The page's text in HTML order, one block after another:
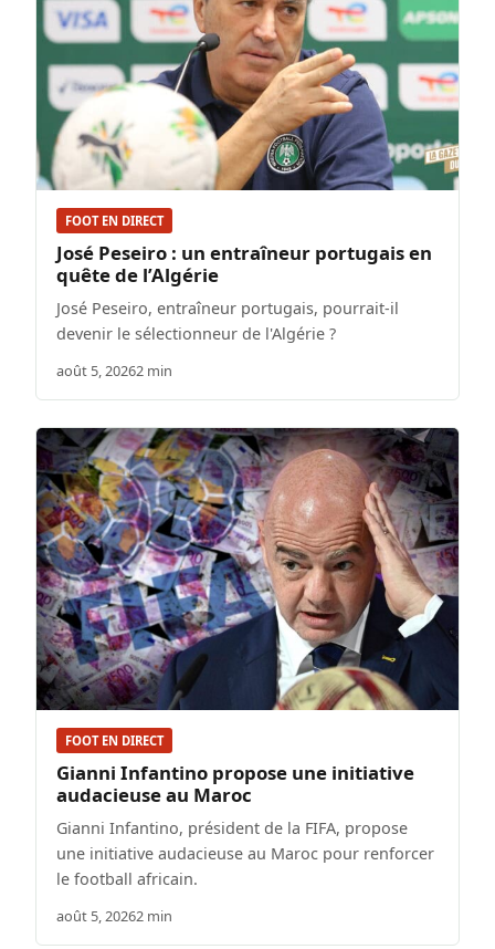
FOOT EN DIRECT
José Peseiro : un entraîneur portugais en
quête de l’Algérie
José Peseiro, entraîneur portugais, pourrait-il
devenir le sélectionneur de l'Algérie ?
août 5, 20262 min
FOOT EN DIRECT
Gianni Infantino propose une initiative
audacieuse au Maroc
Gianni Infantino, président de la FIFA, propose
une initiative audacieuse au Maroc pour renforcer
le football africain.
août 5, 20262 min